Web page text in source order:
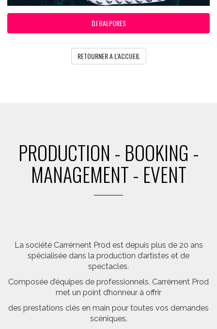
DJ BALPORES
RETOURNER A L'ACCUEIL
PRODUCTION - BOOKING -
MANAGEMENT - EVENT
La société Carrément Prod est depuis plus de 20 ans
spécialisée dans la production d’artistes et de
spectacles.
Composée d’équipes de professionnels, Carrément Prod
met un point d’honneur à offrir
des prestations clés en main pour toutes vos demandes
scéniques.